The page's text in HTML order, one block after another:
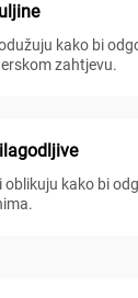
kako bi
zahtjevu.
oblikuju kako bi